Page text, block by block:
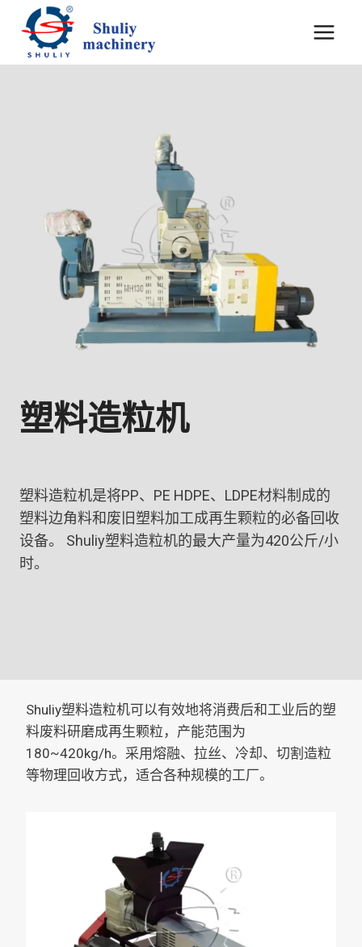
塑料造粒机
塑料造粒机是将PP、PE HDPE、LDPE材料制成的
塑料边角料和废旧塑料加工成再生颗粒的必备回收
设备。 Shuliy塑料造粒机的最大产量为420公斤/小
时。
Shuliy塑料造粒机可以有效地将消费后和工业后的塑
料废料研磨成再生颗粒，产能范围为
180~420kg/h。采用熔融、拉丝、冷却、切割造粒
等物理回收方式，适合各种规模的工厂。